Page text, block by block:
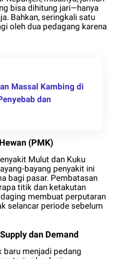
bisa dihitung jari—hanya
Bahkan, seringkali satu
oleh dua pedagang karena
Massal Kambing di
dan
(PMK)
Mulut dan Kuku
bayang penyakit ini
bagi pasar. Pembatasan
titik dan ketakutan
membuat perputaran
selancar periode sebelum
Supplydan Demand
baru menjadi pedang